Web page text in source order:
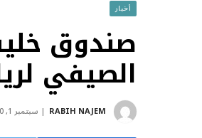
أخبار
صندوق
الصيفي
RABIH NAJEM سبتمبر 1, 2020